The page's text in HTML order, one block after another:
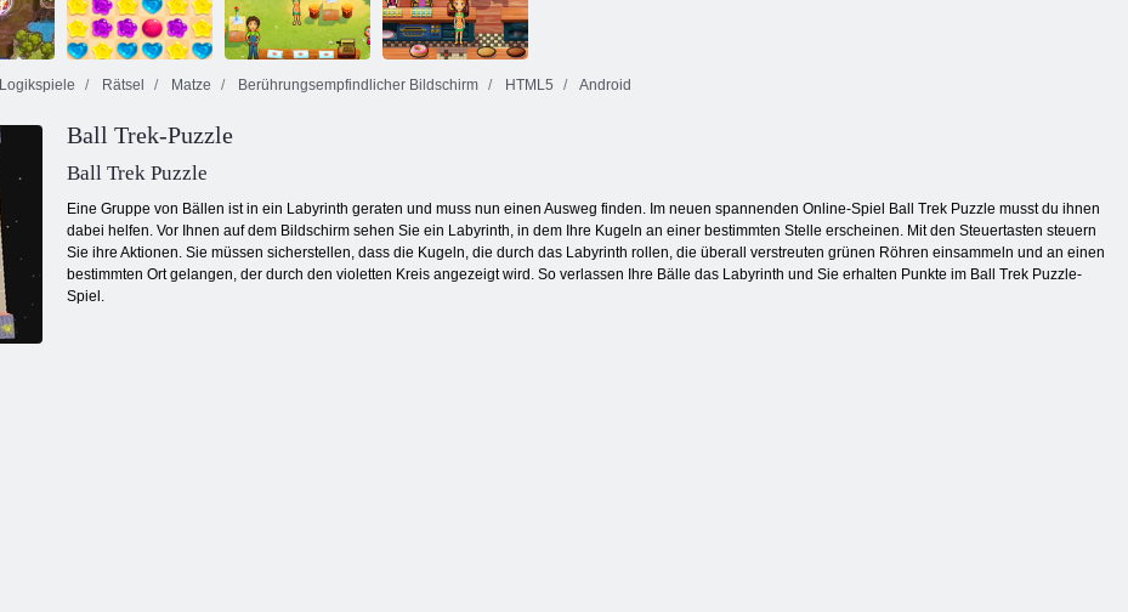
Bubble Shooter
endlos
Orange Ranch
Mahjong
Fortuna
Süßigkeiten
Regen 5
Logikspiele Rätsel Matze Berührungsempfindlicher Bildschirm HTML5 Android
Ball Trek-Puzzle
Ball Trek Puzzle
Eine Gruppe von Bällen ist in ein Labyrinth geraten und muss nun einen Ausweg finden. Im neuen spannenden Online-Spiel Ball Trek Puzzle musst du ihnen
dabei helfen. Vor Ihnen auf dem Bildschirm sehen Sie ein Labyrinth, in dem Ihre Kugeln an einer bestimmten Stelle erscheinen. Mit den Steuertasten steuern
Sie ihre Aktionen. Sie müssen sicherstellen, dass die Kugeln, die durch das Labyrinth rollen, die überall verstreuten grünen Röhren einsammeln und an einen
bestimmten Ort gelangen, der durch den violetten Kreis angezeigt wird. So verlassen Ihre Bälle das Labyrinth und Sie erhalten Punkte im Ball Trek Puzzle-
Spiel.